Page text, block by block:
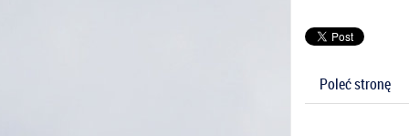
Poleć stronę